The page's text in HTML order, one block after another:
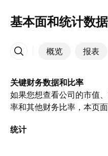
基本面和统计数据
概览 报表
更多
关键财务数据和比率
如果您想查看公司的市值
率和其他财务比率，本页
统计